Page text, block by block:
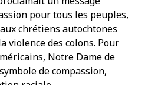
pour tous les peuples,
chrétiens autochtones
violence des colons. Pour
Notre Dame de
de compassion,